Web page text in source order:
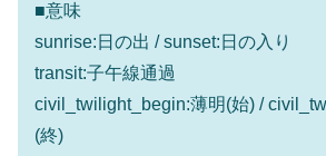
■意味
sunrise:日の出 / sunset:日の入り
transit:子午線通過
civil_twilight_begin:薄明(始) /
(終)